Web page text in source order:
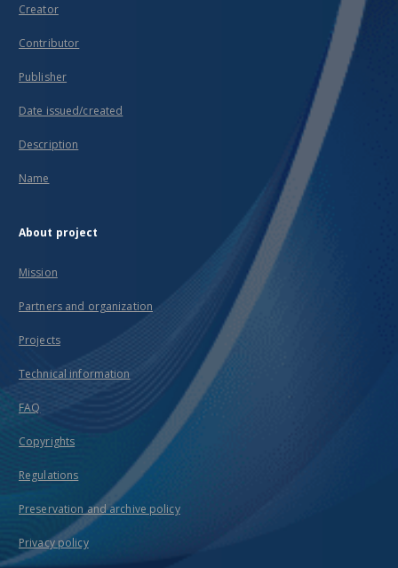
Creator
Contributor
Publisher
Date issued/created
Description
Name
About project
Mission
Partners and organization
Projects
Technical information
FAQ
Copyrights
Regulations
Preservation and archive policy
Privacy policy